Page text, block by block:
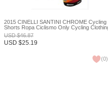
2015 CINELLI SANTINI CHROME Cycling
Shorts Ropa Ciclismo Only Cycling
cycle jerseys Ciclismo bicicletas maillot
ciclismo XXS
USD$46.87
USD $25.19
(0)